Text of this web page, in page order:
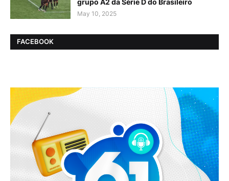
May 10, 2025
FACEBOOK